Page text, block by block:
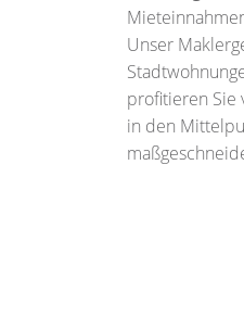
Unser
profitieren Sie
in den